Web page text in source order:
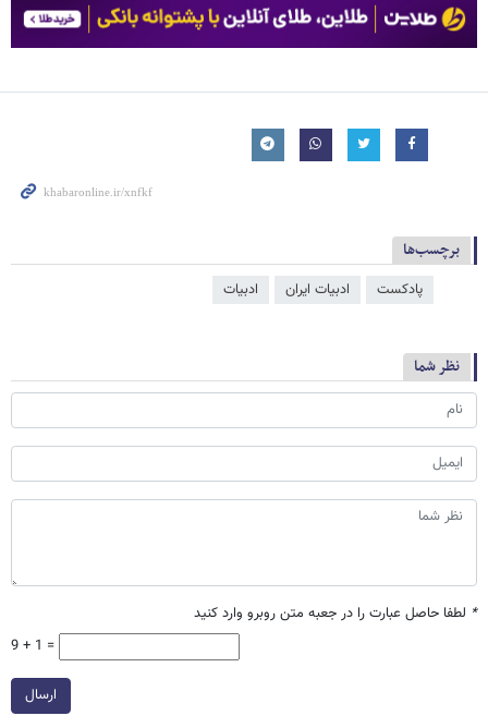
برچسب‌ها
پادکست ادبیات ایران ادبیات
نظر شما
* لطفا حاصل عبارت را در جعبه متن روبرو وارد کنید
9 + 1 =
ارسال